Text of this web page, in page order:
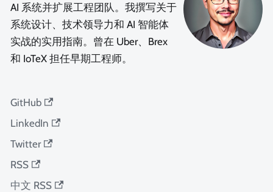
AI 系统并扩展工程团队。我撰写关于
系统设计、技术领导力和 AI 智能体
实战的实用指南。曾在 Uber、Brex
和 IoTeX 担任早期工程师。
GitHub
LinkedIn
Twitter
RSS
中文 RSS